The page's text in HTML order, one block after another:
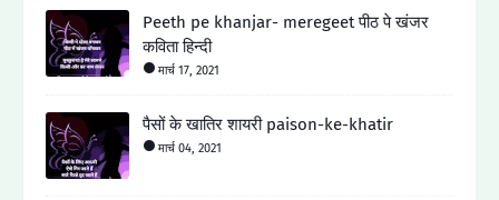
Peeth pe khanjar- meregeet पीठ पे खंजर
कविता हिन्दी
मार्च 17, 2021
पैसों के खातिर शायरी paison-ke-khatir
मार्च 04, 2021